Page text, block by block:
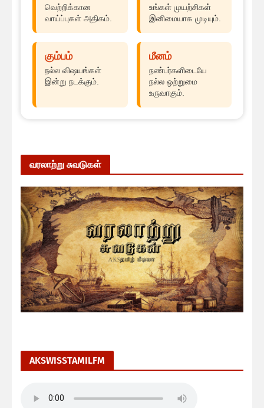
வெற்றிக்கான
வாய்ப்புகள் அதிகம்.
உங்கள் முயற்சிகள்
இனிமையாக முடியும்.
கும்பம்
நல்ல விஷயங்கள்
இன்று நடக்கும்.
மீனம்
நண்பர்களிடையே
நல்ல ஒற்றுமை
உருவாகும்.
வரலாற்று சுவடுகள்
AKSWISSTAMILFM